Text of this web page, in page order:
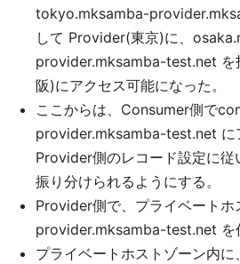
tokyo.mksamba-
して Provider(東京)に、
provider.mksamba-test.net を
阪)にアクセス可能になった。
ここからは、Consumer側で
provider.mksamba-test.net に
Provider側のレコード設定に
振り分けられるようにする。
Provider側で、プライベート
provider.mksamba-test.net を
プライベートホストゾーン内